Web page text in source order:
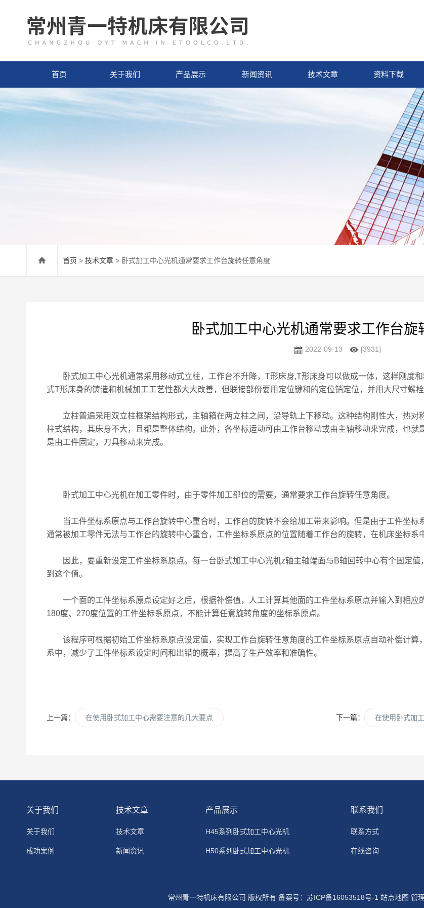
首页 关于我们 产品展示 新闻资讯 技术文章 资料下载
首页 > 技术文章 > 卧式加工中心光机通常要求工作台旋转任意角度
卧式加工中心光机通常要求工作台旋
2022-09-13 [3931]
卧式加工中心光机通常采用移动式立柱，工作台不升降，T形床身,T形床身可以做成一体，这样刚度
式T形床身的铸造和机械加工工艺性都大大改善，但联接部份要用定位键和的定位销定位，并用大尺寸螺
立柱普遍采用双立柱框架结构形式，主轴箱在两立柱之间，沿导轨上下移动。这种结构刚性大，热对
柱式结构，其床身不大，且都是整体结构。此外，各坐标运动可由工作台移动或由主轴移动来完成，也
是由工件固定，刀具移动来完成。
卧式加工中心光机在加工零件时，由于零件加工部位的需要，通常要求工作台旋转任意角度。
当工件坐标系原点与工作台旋转中心重合时，工作台的旋转不会给加工带来影响。但是由于工件坐标
通常被加工零件无法与工作台的旋转中心重合，工件坐标系原点的位置随着工作台的旋转，在机床坐标系
因此，要重新设定工件坐标系原点。每一台卧式加工中心光机z轴主轴端面与B轴回转中心有个固定值
到这个值。
一个面的工件坐标系原点设定好之后，根据补偿值，人工计算其他面的工件坐标系原点并输入到相应
180度、270度位置的工件坐标系原点，不能计算任意旋转角度的坐标系原点。
该程序可根据初始工件坐标系原点设定值，实现工作台旋转任意角度的工件坐标系原点自动补偿计算
系中，减少了工件坐标系设定时间和出错的概率，提高了生产效率和准确性。
上一篇： 在使用卧式加工中心需要注意的几大要点 下一篇： 在使用卧式加
关于我们
关于我们
成功案例
技术文章
技术文章
新闻资讯
产品展示
H45系列卧式加工中心光机
H50系列卧式加工中心光机
联系我们
联系方式
在线咨询
常州青一特机床有限公司 版权所有 备案号： 苏ICP备16053518号-1 站点地图 管